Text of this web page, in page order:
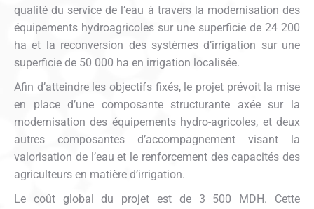
qualité du service de l’eau à travers la modernisation des
équipements hydroagricoles sur une superficie de 24 200
ha et la reconversion des systèmes d’irrigation sur une
superficie de 50 000 ha en irrigation localisée.
Afin d’atteindre les objectifs fixés, le projet prévoit la mise
en place d’une composante structurante axée sur la
modernisation des équipements hydro-agricoles, et deux
autres composantes d’accompagnement visant la
valorisation de l’eau et le renforcement des capacités des
agriculteurs en matière d’irrigation.
Le coût global du projet est de 3 500 MDH. Cette